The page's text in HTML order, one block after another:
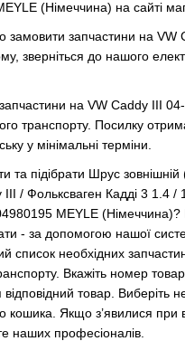
(Німеччина) на сайті
замовити запчастини на VW
зверніться до нашого
на VW Caddy III
транспорту. Посилку
у мінімальні терміни.
та підібрати Шрус зовнішній
III / Фольксваген Кадді 3 1.4 /
MEYLE
- за допомогою нашої
список необхідних
Вкажіть номер
відповідний товар. Виберіть
кошика. Якщо з’явилися при
наших професіоналів.